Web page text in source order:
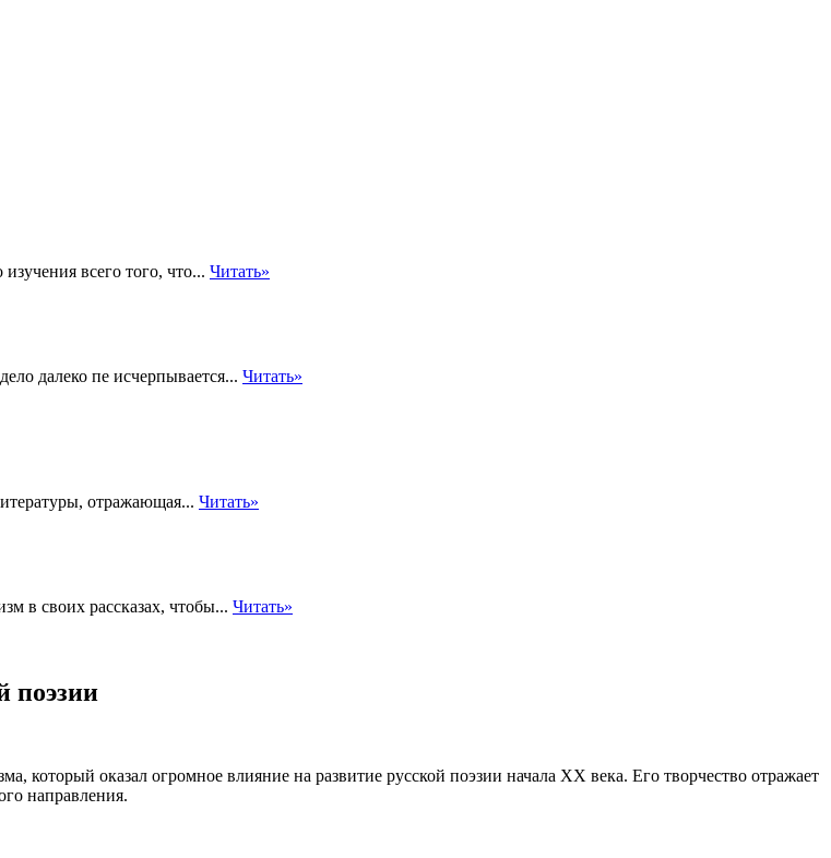
всего того, что... Читать»
далеко пе исчерпывается... Читать»
отражающая... Читать»
в своих рассказах, чтобы... Читать»
поэзии
который оказал огромное влияние на развитие русской поэзии начала XX века. Его творчество отражает
направления.